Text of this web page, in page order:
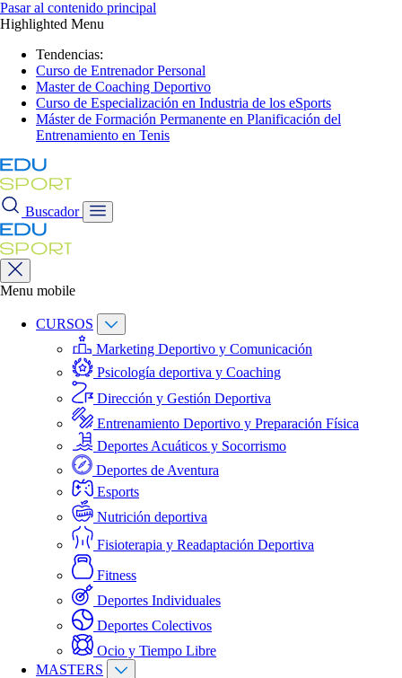
Pasar al contenido principal
Highlighted Menu
Tendencias:
Curso de Entrenador Personal
Master de Coaching Deportivo
Curso de Especialización en Industria de los eSports
Máster de Formación Permanente en Planificación del
Entrenamiento en Tenis
Buscador
Menu mobile
CURSOS
Marketing Deportivo y Comunicación
Psicología deportiva y Coaching
Dirección y Gestión Deportiva
Entrenamiento Deportivo y Preparación Física
Deportes Acuáticos y Socorrismo
Deportes de Aventura
Esports
Nutrición deportiva
Fisioterapia y Readaptación Deportiva
Fitness
Deportes Individuales
Deportes Colectivos
Ocio y Tiempo Libre
MASTERS